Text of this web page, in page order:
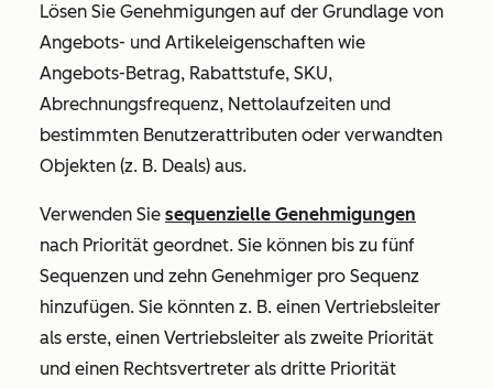
Lösen Sie Genehmigungen auf der Grundlage von
Angebots- und Artikeleigenschaften wie
Angebots-Betrag, Rabattstufe, SKU,
Abrechnungsfrequenz, Nettolaufzeiten und
bestimmten Benutzerattributen oder verwandten
Objekten (z. B. Deals) aus.
Verwenden Sie sequenzielle Genehmigungen
nach Priorität geordnet. Sie können bis zu fünf
Sequenzen und zehn Genehmiger pro Sequenz
hinzufügen. Sie könnten z. B. einen Vertriebsleiter
als erste, einen Vertriebsleiter als zweite Priorität
und einen Rechtsvertreter als dritte Priorität